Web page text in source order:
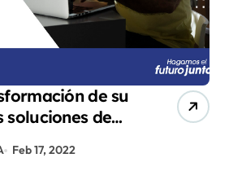
de su
soluciones de
Cloud de
Feb 17, 2022